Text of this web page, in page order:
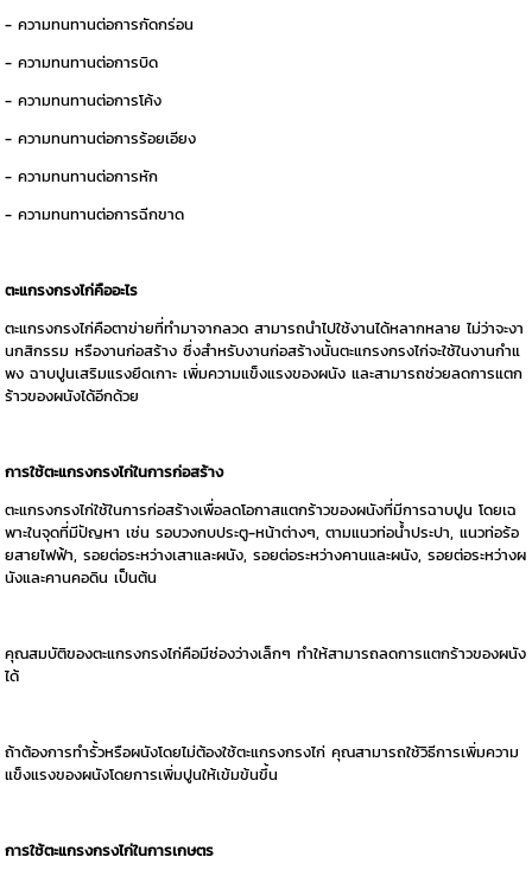
- ความทนทานต่อการกัดกร่อน
- ความทนทานต่อการบิด
- ความทนทานต่อการโค้ง
- ความทนทานต่อการร้อยเอียง
- ความทนทานต่อการหัก
- ความทนทานต่อการฉีกขาด
ตะแกรงกรงไก่คืออะไร
ตะแกรงกรงไก่คือตาข่ายที่ทำมาจากลวด สามารถนำไปใช้งานได้หลากหลาย ไม่ว่าจะงา
นกสิกรรม หรืองานก่อสร้าง ซึ่งสำหรับงานก่อสร้างนั้นตะแกรงกรงไก่จะใช้ในงานกำแ
พง ฉาบปูนเสริมแรงยึดเกาะ เพิ่มความแข็งแรงของผนัง และสามารถช่วยลดการแตก
ร้าวของผนังได้อีกด้วย
การใช้ตะแกรงกรงไก่ในการก่อสร้าง
ตะแกรงกรงไก่ใช้ในการก่อสร้างเพื่อลดโอกาสแตกร้าวของผนังที่มีการฉาบปูน โดยเฉ
พาะในจุดที่มีปัญหา เช่น รอบวงกบประตู-หน้าต่างๆ, ตามแนวท่อน้ำประปา, แนวท่อร้อ
ยสายไฟฟ้า, รอยต่อระหว่างเสาและผนัง, รอยต่อระหว่างคานและผนัง, รอยต่อระหว่างผ
นังและคานคอดิน เป็นต้น
คุณสมบัติของตะแกรงกรงไก่คือมีช่องว่างเล็กๆ ทำให้สามารถลดการแตกร้าวของผนัง
ได้
ถ้าต้องการทำรั้วหรือผนังโดยไม่ต้องใช้ตะแกรงกรงไก่ คุณสามารถใช้วิธีการเพิ่มความ
แข็งแรงของผนังโดยการเพิ่มปูนให้เข้มข้นขึ้น
การใช้ตะแกรงกรงไก่ในการเกษตร